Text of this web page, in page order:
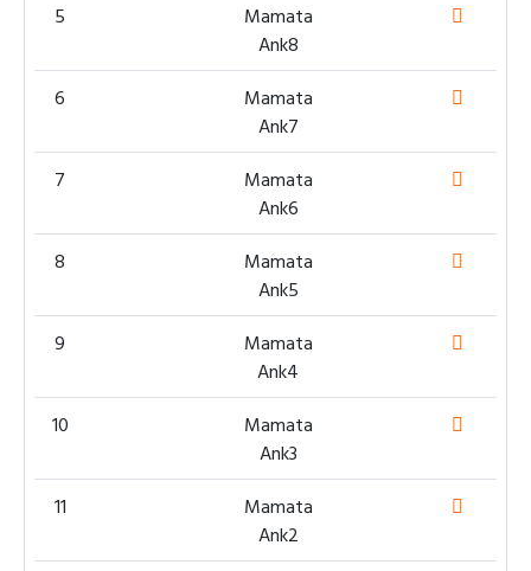
5
Mamata
Ank8
6
Mamata
Ank7
7
Mamata
Ank6
8
Mamata
Ank5
9
Mamata
Ank4
10
Mamata
Ank3
11
Mamata
Ank2